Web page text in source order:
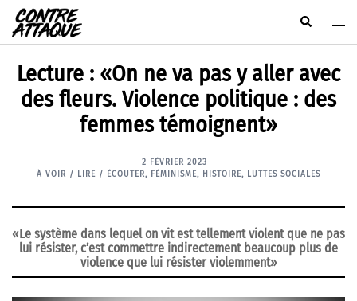
Aller
au
contenu
Rechercher
Lecture : «On ne va pas y aller avec
des fleurs. Violence politique : des
femmes témoignent»
2 FÉVRIER 2023
À VOIR / LIRE / ÉCOUTER, FÉMINISME, HISTOIRE, LUTTES SOCIALES
«Le système dans lequel on vit est tellement violent que ne pas
lui résister, c’est commettre indirectement beaucoup plus de
violence que lui résister violemment»